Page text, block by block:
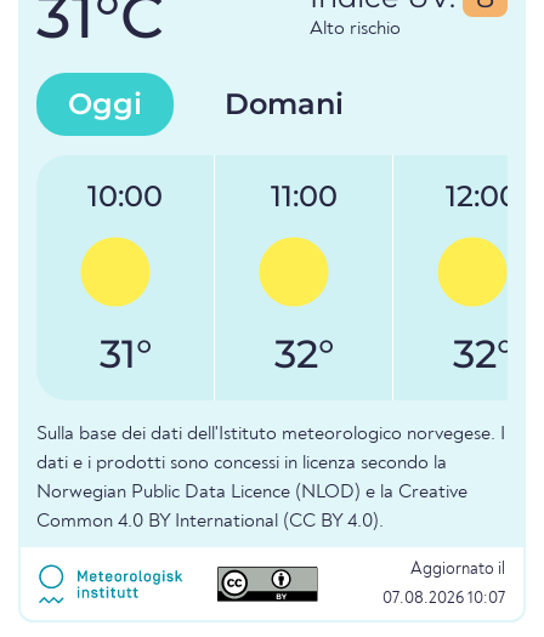
31°C Alto rischio
Oggi Domani
10:00
31°
11:00
32°
12:00
32°
Sulla base dei dati dell'Istituto meteorologico norvegese. I
dati e i prodotti sono concessi in licenza secondo la
Norwegian Public Data Licence (NLOD) e la Creative
Common 4.0 BY International (CC BY 4.0).
Aggiornato il
07.08.2026 10:07